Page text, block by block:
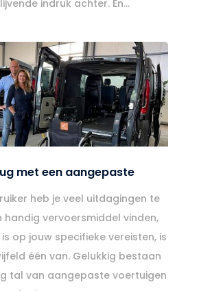
indruk achter. En...
met een aangepaste
heb je veel uitdagingen te
handig vervoersmiddel vinden,
op jouw specifieke vereisten, is
één van. Gelukkig bestaan
tal van aangepaste voertuigen